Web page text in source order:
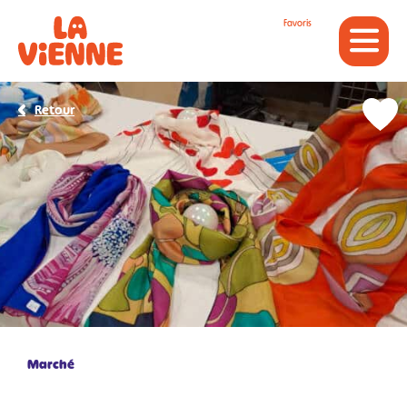
Favoris
Marché
Retour